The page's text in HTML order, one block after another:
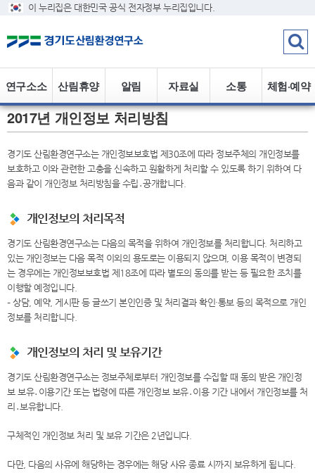
이 누리집은 대한민국 공식 전자정부 누리집입니다.
체험·예약
소통
자료실
알림
산림휴양
정보
연구소소
개
2017년 개인정보 처리방침
경기도 산림환경연구소는 개인정보보호법 제30조에 따라 정보주체의 개인정보를
보호하고 이와 관련한 고충을 신속하고 원활하게 처리할 수 있도록 하기 위하여 다
음과 같이 개인정보 처리방침을 수립․공개합니다.
개인정보의 처리목적
경기도 산림환경연구소는 다음의 목적을 위하여 개인정보를 처리합니다. 처리하고
있는 개인정보는 다음 목적 이외의 용도로는 이용되지 않으며, 이용 목적이 변경되
는 경우에는 개인정보보호법 제18조에 따라 별도의 동의를 받는 등 필요한 조치를
이행할 예정입니다.
– 상담, 예약, 게시판 등 글쓰기 본인인증 및 처리결과 확인·통보 등의 목적으로 개인
정보를 처리합니다.
개인정보의 처리 및 보유기간
경기도 산림환경연구소는 정보주체로부터 개인정보를 수집할 때 동의 받은 개인정
보 보유․이용기간 또는 법령에 따른 개인정보 보유․이용 기간 내에서 개인정보를 처
리․보유합니다.
구체적인 개인정보 처리 및 보유 기간은 2년입니다.
다만, 다음의 사유에 해당하는 경우에는 해당 사유 종료 시까지 보유하게 됩니다.